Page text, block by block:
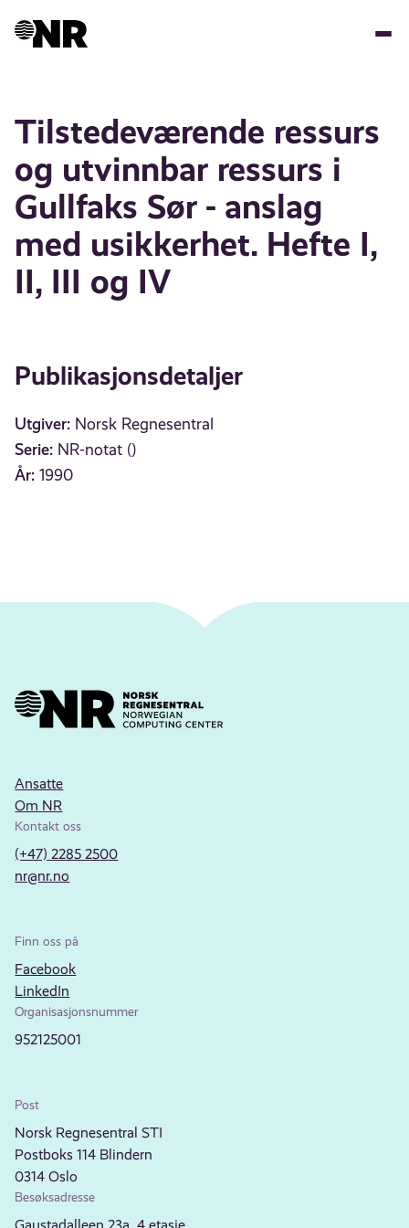
Tilstedeværende ressurs
og utvinnbar ressurs i
Gullfaks Sør - anslag
med usikkerhet. Hefte I,
II, III og IV
Publikasjonsdetaljer
Utgiver: Norsk Regnesentral
Serie: NR-notat ()
År: 1990
Ansatte
Om NR
Kontakt oss
(+47) 2285 2500
nr@nr.no
Finn oss på
Facebook
LinkedIn
Organisasjonsnummer
952125001
Post
Norsk Regnesentral STI
Postboks 114 Blindern
0314 Oslo
Besøksadresse
Gaustadalleen 23a, 4.etasje